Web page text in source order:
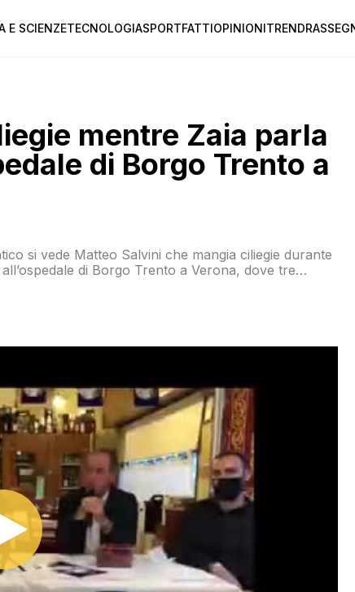
E SCIENZETECNOLOGIASPORTFATTIOPINIONITREND
mentre Zaia parla
di Borgo Trento a
si vede Matteo Salvini che mangia ciliegie durante
di Borgo Trento a Verona, dove tre